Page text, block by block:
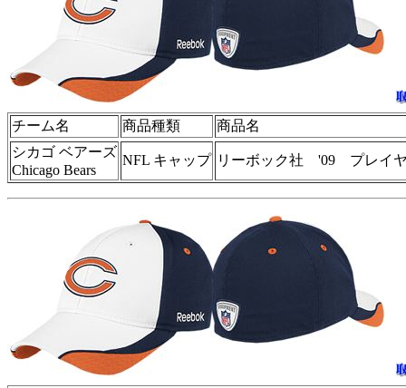
チーム名 商品種類
商品名
シカゴ ベアーズ
Chicago Bears
NFL キャップ リーボック社 '09 プレイ